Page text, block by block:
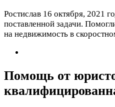
Ростислав 16 октября, 2021
поставленной задачи.
на недвижимость в
Помощь от